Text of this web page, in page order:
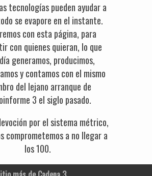
tecnologías pueden ayudar a
se evapore en el instante.
con esta página, para
con quienes quieran, lo que
generamos, producimos,
y contamos con el mismo
del lejano arranque de
3 el siglo pasado.
por el sistema métrico,
comprometemos a no llegar a
los 100.